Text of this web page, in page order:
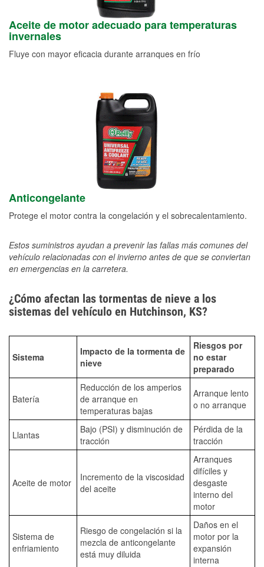
Aceite de motor adecuado para temperaturas
invernales
Fluye con mayor eficacia durante arranques en frío
Anticongelante
Protege el motor contra la congelación y el sobrecalentamiento.
Estos suministros ayudan a prevenir las fallas más comunes del
vehículo relacionadas con el invierno antes de que se conviertan
en emergencias en la carretera.
¿Cómo afectan las tormentas de nieve a los
sistemas del vehículo en Hutchinson, KS?
Sistema
Impacto de la tormenta de
nieve
Riesgos por
no estar
preparado
Batería
Reducción de los amperios
de arranque en
temperaturas bajas
Arranque lento
o no arranque
Llantas
Bajo (PSI) y disminución de
tracción
Pérdida de la
tracción
Aceite de motor
Incremento de la viscosidad
del aceite
Arranques
difíciles y
desgaste
interno del
motor
Sistema de
enfriamiento
Riesgo de congelación si la
mezcla de anticongelante
está muy diluida
Daños en el
motor por la
expansión
interna